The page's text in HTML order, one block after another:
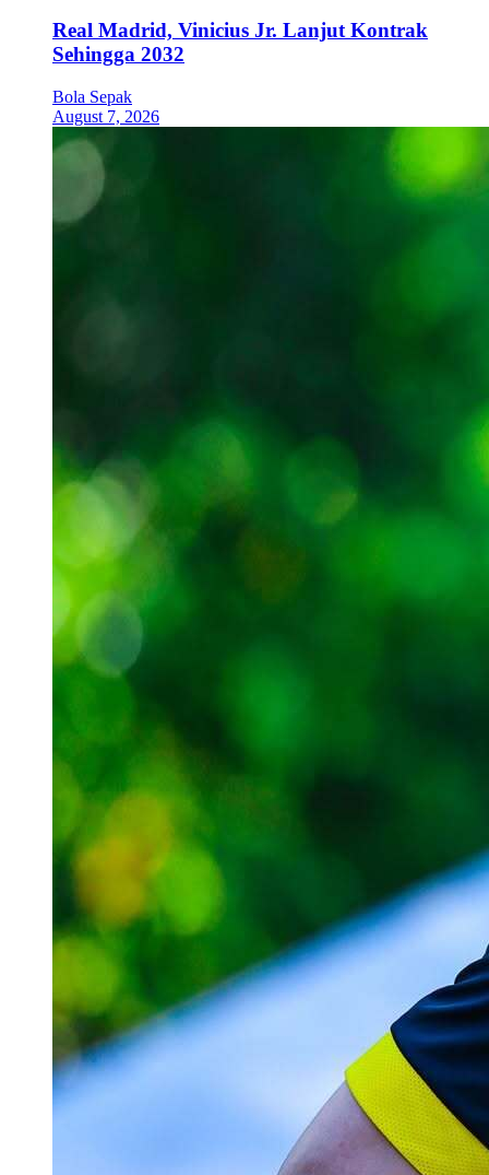
Real Madrid, Vinicius Jr. Lanjut Kontrak
Sehingga 2032
Bola Sepak
August 7, 2026